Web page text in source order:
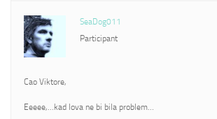
SeaDog011
Participant
Cao Viktore,
Eeeee,…kad lova ne bi bila problem…